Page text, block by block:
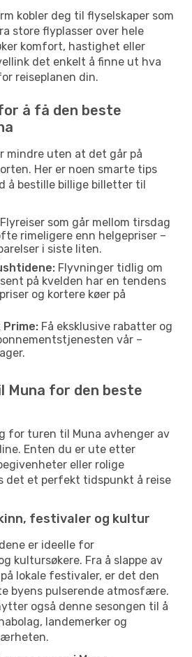
kobler deg til flyselskaper som
store flyplasser over hele
komfort, hastighet eller
det enkelt å finne ut hva
reiseplanen din.
å få den beste
mindre uten at det går på
Her er noen smarte tips
å bestille billige billetter til
Flyreiser som går mellom tirsdag
rimeligere enn helgepriser –
i siste liten.
Flyvninger tidlig om
på kvelden har en tendens
og kortere køer på
Prime: Få eksklusive rabatter og
vår –
Muna for den beste
for turen til Muna avhenger av
Enten du er ute etter
eller rolige
det et perfekt tidspunkt å reise
festivaler og kultur
er ideelle for
kultursøkere. Fra å slappe av
lokale festivaler, er det den
byens pulserende atmosfære.
også denne sesongen til å
landemerker og